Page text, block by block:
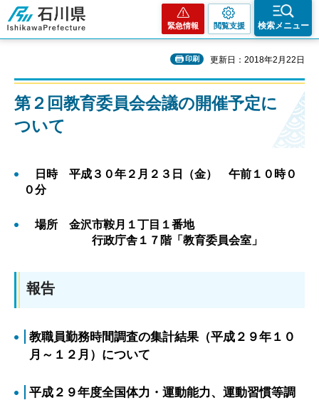
石川県
緊急情報 閲覧支援 検索メニュー
印刷 更新日：2018年2月22日
第２回教育委員会会議の開催予定に
ついて
日時 平成３０年２月２３日（金） 午前１０時０
０分
場所 金沢市鞍月１丁目１番地
行政庁舎１７階「教育委員会室」
報告
教職員勤務時間調査の集計結果（平成２９年１０
月～１２月）について
平成２９年度全国体力・運動能力、運動習慣等調